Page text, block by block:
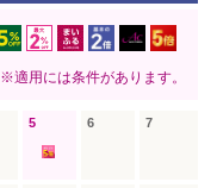
※適用には条件があります。
5 6 7